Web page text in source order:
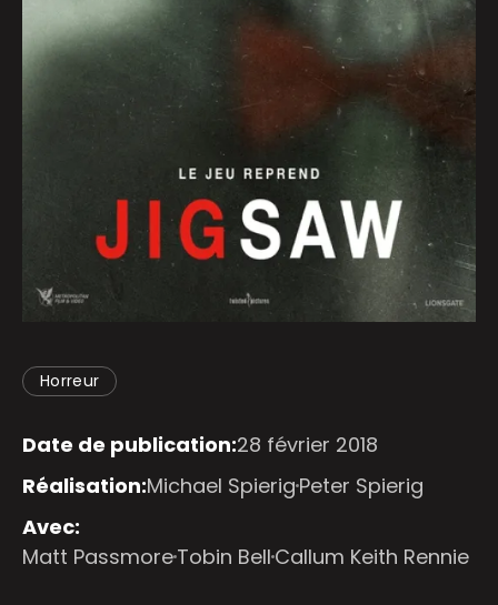
Horreur
Date de publication:28 février 2018
Réalisation:Michael Spierig Peter Spierig
Avec:
Matt PassmoreTobin Bell Callum Keith Rennie